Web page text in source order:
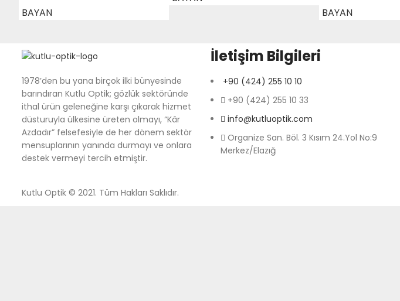
BAYAN BAYAN
1978’den bu yana birçok ilki bünyesinde
barındıran Kutlu Optik; gözlük sektöründe
ithal ürün geleneğine karşı çıkarak hizmet
düsturuyla ülkesine üreten olmayı, “Kâr
Azdadır” felsefesiyle de her dönem sektör
mensuplarının yanında durmayı ve onlara
destek vermeyi tercih etmiştir.
İletişim Bilgileri
+90 (424) 255 10 10
+90 (424) 255 10 33
info@kutluoptik.com
Organize San. Böl. 3 Kısım 24.Yol No:9
Merkez/Elazığ
Kutlu Optik © 2021. Tüm Hakları Saklıdır.